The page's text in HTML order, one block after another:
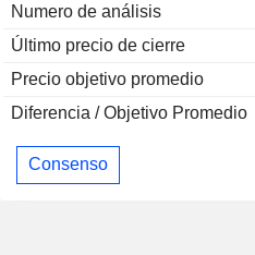
Numero de análisis
Último precio de cierre
Precio objetivo promedio
Diferencia / Objetivo Promedio
Consenso